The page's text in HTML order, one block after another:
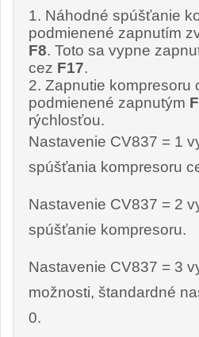
Náhodné spúšťanie
podmienené zapnutím
F8. Toto sa vypne
cez F17.
Zapnutie kompresoru
podmienené zapnutým
rýchlosťou.
Nastavenie CV837 = 1
spúšťania kompresoru
Nastavenie CV837 = 2
spúšťanie kompresoru.
Nastavenie CV837 = 3
možnosti, štandardné
0.